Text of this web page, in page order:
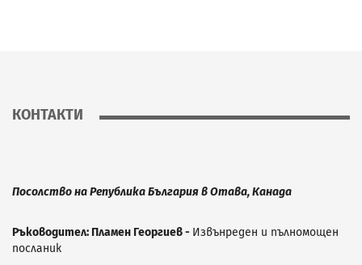
КОНТАКТИ
Посолство на Република България в Отава, Канада
Ръководител: Пламен Георгиев- Извънреден и пълномощен
посланик